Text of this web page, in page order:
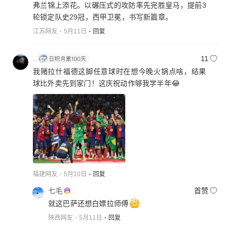
弗兰锦上添花。以碾压式的攻防率先完胜皇马，提前3
轮锁定队史29冠，西甲卫冕，书写新篇章。
江苏网友 5月11日 回复
11
我赌拉什福德这脚任意球时在想今晚火锅点啥，结果
球比外卖先到家门！这庆祝动作够我学半年😂
福建网友 5月10日 回复
七毛
首赞
就这巴萨还想白嫖拉师傅
陕西网友 5月11日 回复